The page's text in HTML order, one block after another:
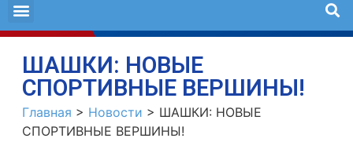
ШАШКИ: НОВЫЕ
СПОРТИВНЫЕ ВЕРШИНЫ!
Главная > Новости > ШАШКИ: НОВЫЕ
СПОРТИВНЫЕ ВЕРШИНЫ!